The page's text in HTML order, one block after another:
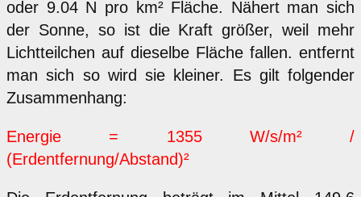
oder 9.04 N pro km² Fläche. Nähert man sich
der Sonne, so ist die Kraft größer, weil mehr
Lichtteilchen auf dieselbe Fläche fallen. entfernt
man sich so wird sie kleiner. Es gilt folgender
Zusammenhang:
Energie = 1355 W/s/m² /
(Erdentfernung/Abstand)²